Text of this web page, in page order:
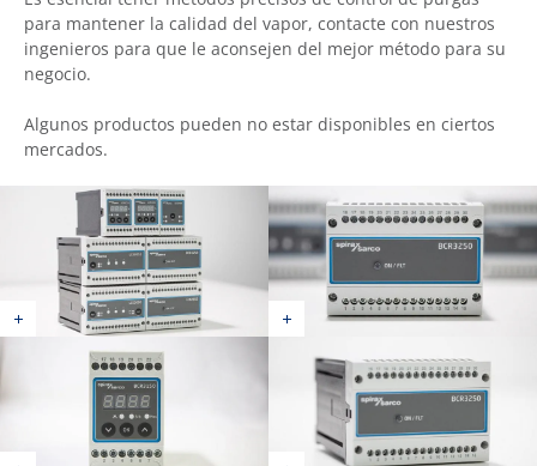
para mantener la calidad del vapor, contacte con nuestros
ingenieros para que le aconsejen del mejor método para su
negocio.
Algunos productos pueden no estar disponibles en ciertos
mercados.